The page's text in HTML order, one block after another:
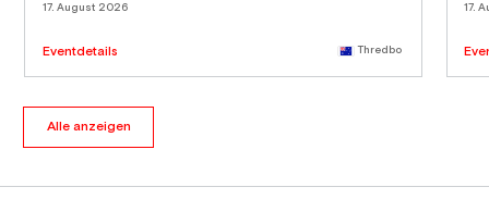
17. August 2026
Eventdetails Thredbo
17.
Alle anzeigen